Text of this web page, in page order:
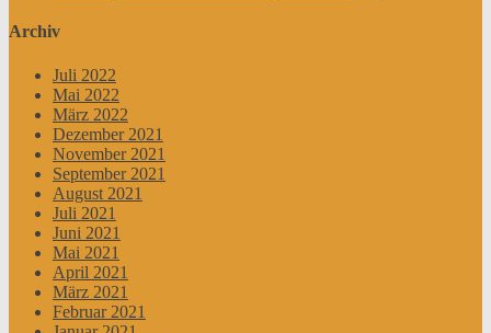
Archiv
Juli 2022
Mai 2022
März 2022
Dezember 2021
November 2021
September 2021
August 2021
Juli 2021
Juni 2021
Mai 2021
April 2021
März 2021
Februar 2021